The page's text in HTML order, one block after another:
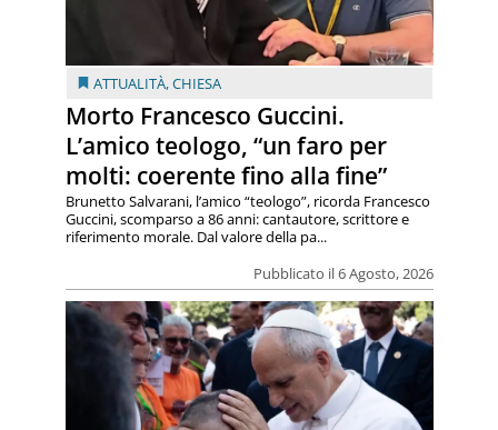
ATTUALITÀ,CHIESA
Morto Francesco Guccini.
L’amico teologo, “un faro per
molti: coerente fino alla fine”
Pubblicato il 6 Agosto, 2026
Brunetto Salvarani, l’amico “teologo”, ricorda Francesco
Guccini, scomparso a 86 anni: cantautore, scrittore e
riferimento morale. Dal valore della pa...